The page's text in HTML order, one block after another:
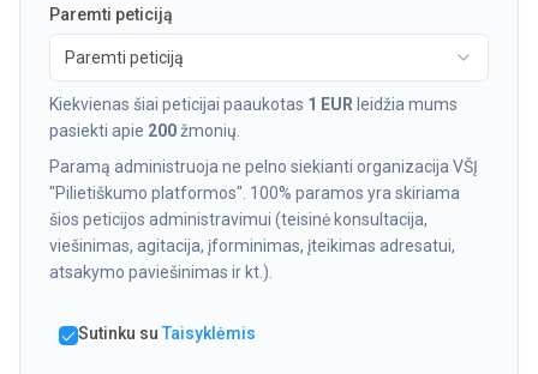
Paremti peticiją
Paremti peticiją
Kiekvienas šiai peticijai paaukotas 1 EUR leidžia mums
pasiekti apie 200žmonių.
Paramą administruoja ne pelno siekianti organizacija VŠĮ
"Pilietiškumo platformos". 100% paramos yra skiriama
šios peticijos administravimui (teisinė konsultacija,
viešinimas, agitacija, įforminimas, įteikimas adresatui,
atsakymo paviešinimas ir kt.).
Sutinku su Taisyklėmis